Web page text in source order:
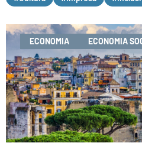
ECONOMIA ECONOMIA